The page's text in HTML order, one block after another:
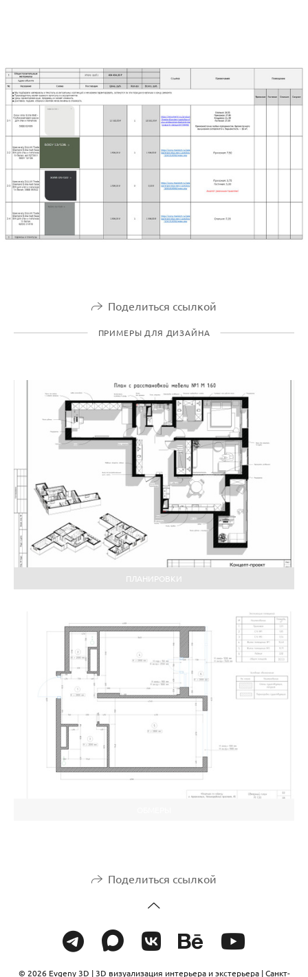
Поделиться ссылкой
ПРИМЕРЫ ДЛЯ ДИЗАЙНА
ПЛАНИРОВКИ
Поделиться ссылкой
© 2026 Evgeny 3D | 3D визуализация интерьера и экстерьера | Санкт-